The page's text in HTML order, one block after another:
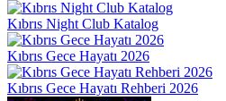
Kıbrıs Night Club Katalog
Kıbrıs Gece Hayatı 2026
Kıbrıs Gece Hayatı Rehberi 2026